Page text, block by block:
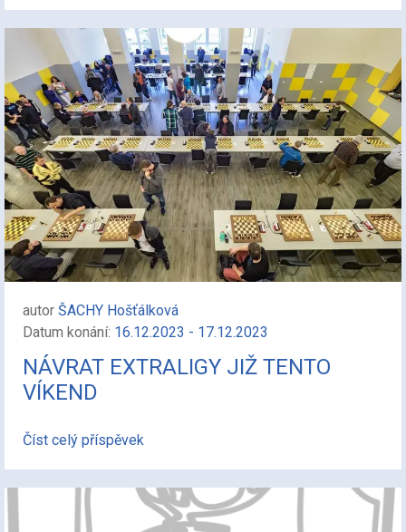
autor ŠACHY Hošťálková
Datum konání: 16.12.2023 - 17.12.2023
NÁVRAT EXTRALIGY JIŽ TENTO
VÍKEND
Číst celý příspěvek